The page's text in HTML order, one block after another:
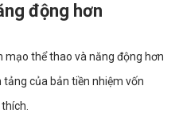
động hơn
mạo thể thao và năng động hơn
của bản tiền nhiệm vốn